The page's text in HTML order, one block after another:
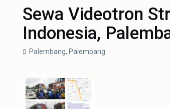
Sewa Videotron
Indonesia,
Palembang, Palembang